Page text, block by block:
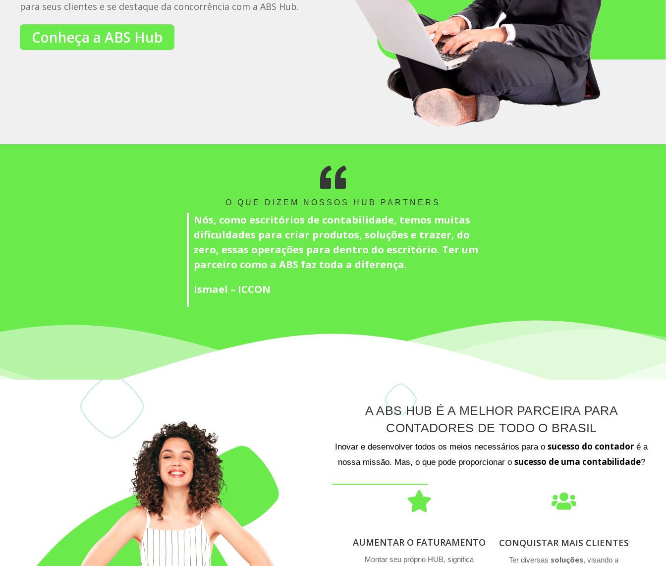
para seus clientes e se destaque da concorrência com a ABS Hub.
Conheça a ABS Hub
O QUE DIZEM NOSSOS HUB PARTNERS
Nós, como escritórios de contabilidade, temos muitas
dificuldades para criar produtos, soluções e trazer, do
zero, essas operações para dentro do escritório. Ter um
parceiro como a ABS faz toda a diferença.
Ismael – ICCON
A ABS HUB É A MELHOR PARCEIRA PARA
CONTADORES DE TODO O BRASIL
Inovar e desenvolver todos os meios necessários para osucesso do contador é a
nossa missão. Mas, o que pode proporcionar o sucesso de uma contabilidade?
AUMENTAR O FATURAMENTO
Montar seu próprio HUB, significa
CONQUISTAR MAIS CLIENTES
Ter diversas soluções, visando a